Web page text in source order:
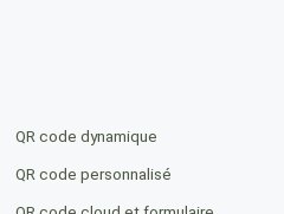
QR code dynamique
QR code personnalisé